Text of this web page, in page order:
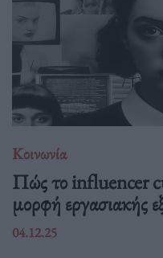
Κοινωνία
Πώς το influencer
μορφή εργασιακής
04.12.25